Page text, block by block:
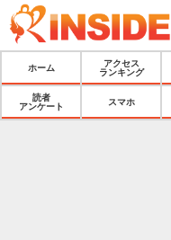
ホーム
アクセス
ランキング
読者
アンケート
スマホ